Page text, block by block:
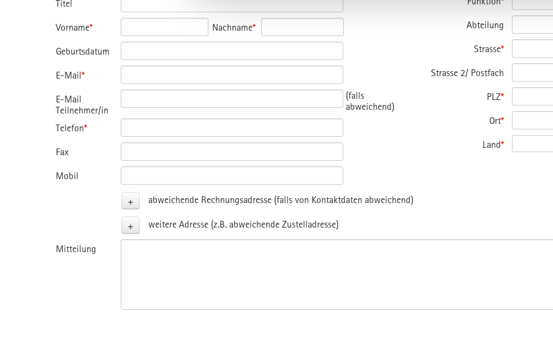
Titel
Vorname* Nachname*
Geburtsdatum
E-Mail*
E-Mail
Teilnehmer/in
(falls
abweichend)
Telefon*
Fax
Mobil
Abteilung
Strasse*
Strasse 2/ Postfach
PLZ*
Ort*
Land*
+ abweichende Rechnungsadresse (falls von Kontaktdaten abweichend)
+ weitere Adresse (z.B. abweichende Zustelladresse)
Mitteilung